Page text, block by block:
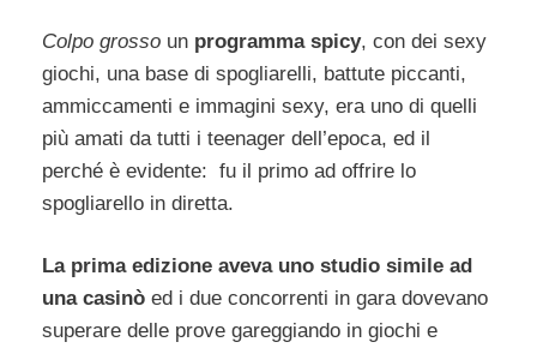
Colpo grosso un programma spicy, con dei sexy
giochi, una base di spogliarelli, battute piccanti,
ammiccamenti e immagini sexy, era uno di quelli
più amati da tutti i teenager dell’epoca, ed il
perché è evidente: fu il primo ad offrire lo
spogliarello in diretta.
La prima edizione aveva uno studio simile ad
una casinò ed i due concorrenti in gara dovevano
superare delle prove gareggiando in giochi e